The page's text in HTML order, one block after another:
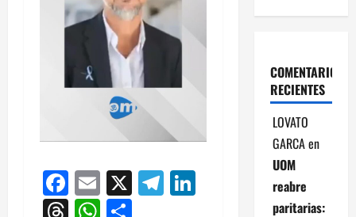
Facebook
Email
X Telegram
LinkedIn
COMENTARIOS
RECIENTES
LOVATO
GARCAen
UOM
reabre
paritarias: